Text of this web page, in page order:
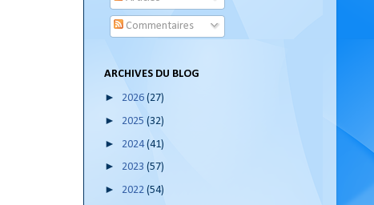
Commentaires
ARCHIVES DU BLOG
► 2026 (27)
► 2025 (32)
► 2024(41)
► 2023 (57)
► 2022 (54)